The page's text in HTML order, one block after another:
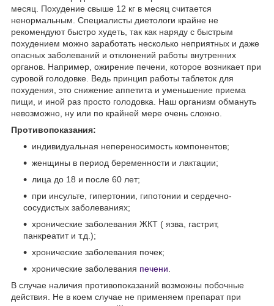
месяц. Похудение свыше 12 кг в месяц считается
ненормальным. Специалисты диетологи крайне не
рекомендуют быстро худеть, так как наряду с быстрым
похудением можно заработать несколько неприятных и даже
опасных заболеваний и отклонений работы внутренних
органов. Например, ожирение печени, которое возникает при
суровой голодовке. Ведь принцип работы таблеток для
похудения, это снижение аппетита и уменьшение приема
пищи, и иной раз просто голодовка. Наш организм обмануть
невозможно, ну или по крайней мере очень сложно.
Противопоказания:
индивидуальная непереносимость компонентов;
женщины в период беременности и лактации;
лица до 18 и после 60 лет;
при инсульте, гипертонии, гипотонии и сердечно-
сосудистых заболеваниях;
хронические заболевания ЖКТ ( язва, гастрит,
панкреатит и т.д.);
хронические заболевания почек;
хронические заболевания печени
В случае наличия противопоказаний возможны побочные
действия. Не в коем случае не применяем препарат при